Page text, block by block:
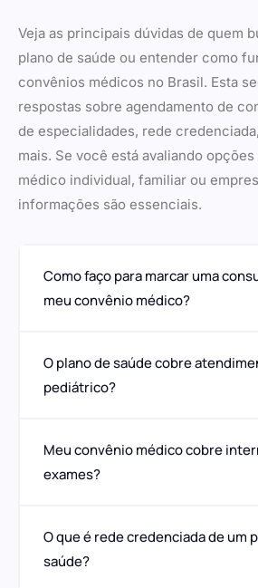
Veja as principais dúvidas de quem
plano de saúde ou entender como
convênios médicos no Brasil. Esta
respostas sobre agendamento de
de especialidades, rede
mais. Se você está avaliando
médico individual, familiar ou
informações são essenciais.
Como faço para marcar uma
meu convênio médico?
O plano de saúde cobre
pediátrico?
Meu convênio médico cobre
exames?
O que é rede credenciada de um
saúde?